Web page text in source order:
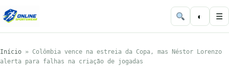
◐ ☰
Início » Colômbia vence na estreia da Copa, mas Néstor Lorenzo
alerta para falhas na criação de jogadas